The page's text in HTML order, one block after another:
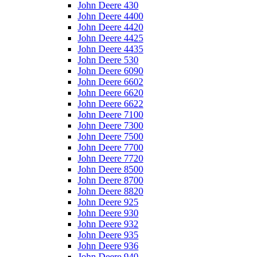
John Deere 430
John Deere 4400
John Deere 4420
John Deere 4425
John Deere 4435
John Deere 530
John Deere 6090
John Deere 6602
John Deere 6620
John Deere 6622
John Deere 7100
John Deere 7300
John Deere 7500
John Deere 7700
John Deere 7720
John Deere 8500
John Deere 8700
John Deere 8820
John Deere 925
John Deere 930
John Deere 932
John Deere 935
John Deere 936